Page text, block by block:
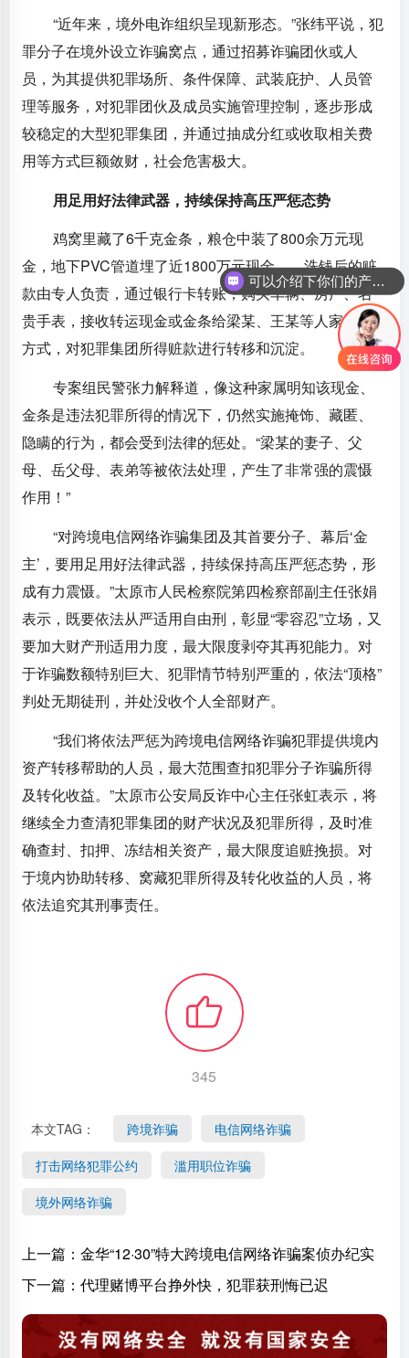
“近年来，境外电诈组织呈现新形态。”张纬平说，犯
罪分子在境外设立诈骗窝点，通过招募诈骗团伙或人
员，为其提供犯罪场所、条件保障、武装庇护、人员管
理等服务，对犯罪团伙及成员实施管理控制，逐步形成
较稳定的大型犯罪集团，并通过抽成分红或收取相关费
用等方式巨额敛财，社会危害极大。
用足用好法律武器，持续保持高压严惩态势
鸡窝里藏了6千克金条，粮仓中装了800余万元现
金，地下PVC管道埋了近1800万元现金……洗钱后的赃
款由专人负责，通过银行卡转账，购买车辆、房产、名
贵手表，接收转运现金或金条给梁某、王某等人家属的
方式，对犯罪集团所得赃款进行转移和沉淀。
专案组民警张力解释道，像这种家属明知该现金、
金条是违法犯罪所得的情况下，仍然实施掩饰、藏匿、
隐瞒的行为，都会受到法律的惩处。“梁某的妻子、父
母、岳父母、表弟等被依法处理，产生了非常强的震慑
作用！”
“对跨境电信网络诈骗集团及其首要分子、幕后‘金
主’，要用足用好法律武器，持续保持高压严惩态势，形
成有力震慑。”太原市人民检察院第四检察部副主任张娟
表示，既要依法从严适用自由刑，彰显“零容忍”立场，又
要加大财产刑适用力度，最大限度剥夺其再犯能力。对
于诈骗数额特别巨大、犯罪情节特别严重的，依法“顶格”
判处无期徒刑，并处没收个人全部财产。
“我们将依法严惩为跨境电信网络诈骗犯罪提供境内
资产转移帮助的人员，最大范围查扣犯罪分子诈骗所得
及转化收益。”太原市公安局反诈中心主任张虹表示，将
继续全力查清犯罪集团的财产状况及犯罪所得，及时准
确查封、扣押、冻结相关资产，最大限度追赃挽损。对
于境内协助转移、窝藏犯罪所得及转化收益的人员，将
依法追究其刑事责任。
345
本文TAG： 跨境诈骗
电信网络诈骗
打击网络犯罪公约
滥用职位诈骗
境外网络诈骗
上一篇：金华“12·30”特大跨境电信网络诈骗案侦办纪实
下一篇：代理赌博平台挣外快，犯罪获刑悔已迟
可以介绍下你们的产品么